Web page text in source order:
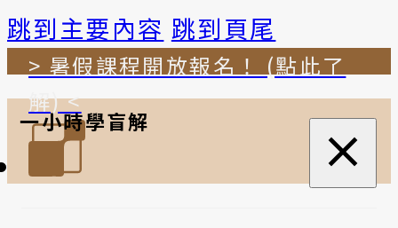
跳到主要內容 跳到頁尾
> 暑假課程開放報名！ (點此了
解) <
一小時學盲解